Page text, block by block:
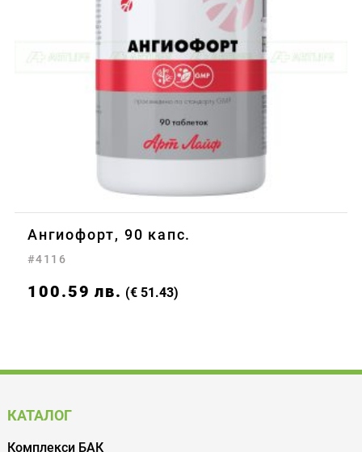
Ангиофорт, 90 капс.
#4116
100.59 лв. (€ 51.43)
КАТАЛОГ
Комплекси БАК